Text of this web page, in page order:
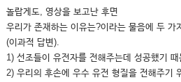
놀랍게도, 영상을 보고난 후면
우리가 존재하는 이유는?이라는 물음에 두 가
(이과적 답변).
1) 선조들이 유전자를 전해주는데 성공했기
2) 우리의 후손에 우수 유전 형질을 전해주기